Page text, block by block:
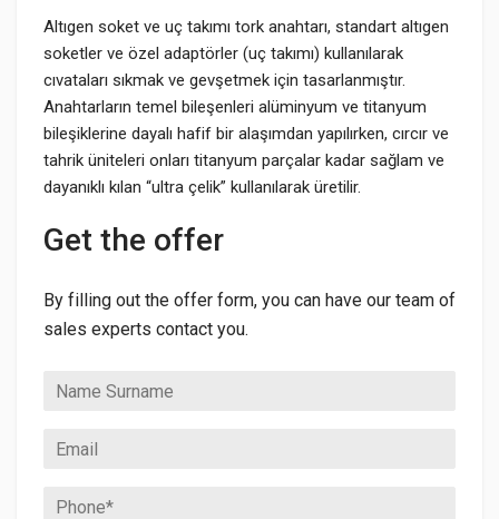
Altıgen soket ve uç takımı tork anahtarı, standart altıgen
soketler ve özel adaptörler (uç takımı) kullanılarak
cıvataları sıkmak ve gevşetmek için tasarlanmıştır.
Anahtarların temel bileşenleri alüminyum ve titanyum
bileşiklerine dayalı hafif bir alaşımdan yapılırken, cırcır ve
tahrik üniteleri onları titanyum parçalar kadar sağlam ve
dayanıklı kılan “ultra çelik” kullanılarak üretilir.
Get the offer
By filling out the offer form, you can have our team of
sales experts contact you.